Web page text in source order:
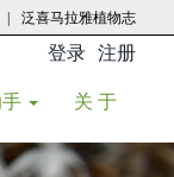
泛喜马拉雅植物志
登录 注册
关 于